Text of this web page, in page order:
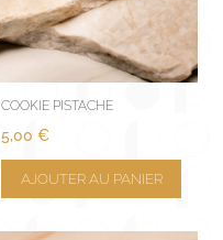
COOKIE PISTACHE
5,00€
AJOUTER AU PANIER